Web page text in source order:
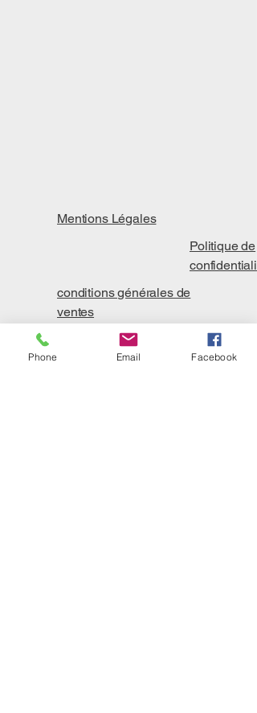
Mentions Légales
Politique de
conditions générales de
ventes
Phone Email Facebook